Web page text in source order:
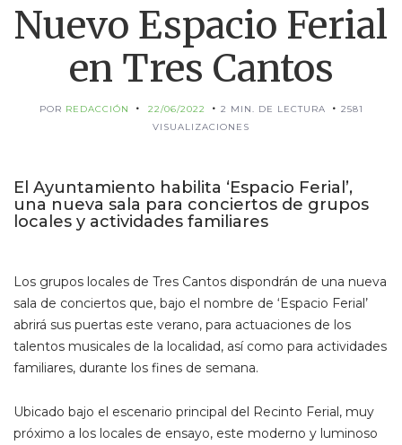
Nuevo Espacio Ferial
en Tres Cantos
POR REDACCIÓN 22/06/2022 2 MIN. DE LECTURA
2581
VISUALIZACIONES
El Ayuntamiento habilita ‘Espacio Ferial’,
una nueva sala para conciertos de grupos
locales y actividades familiares
Los grupos locales de Tres Cantos dispondrán de una nueva
sala de conciertos que, bajo el nombre de ‘Espacio Ferial’
abrirá sus puertas este verano, para actuaciones de los
talentos musicales de la localidad, así como para actividades
familiares, durante los fines de semana.
Ubicado bajo el escenario principal del Recinto Ferial, muy
próximo a los locales de ensayo, este moderno y luminoso